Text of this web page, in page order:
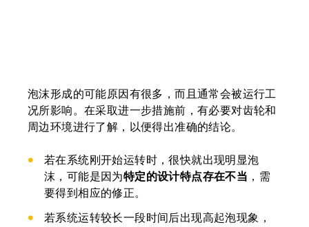
泡沫形成的可能原因有很多，而且通常会被运行工
况所影响。在采取进一步措施前，有必要对齿轮和
周边环境进行了解，以便得出准确的结论。
若在系统刚开始运转时，很快就出现明显泡
沫，可能是因为特定的设计特点存在不当 ，需
要得到相应的修正。
若系统运转较长一段时间后出现高起泡现象，